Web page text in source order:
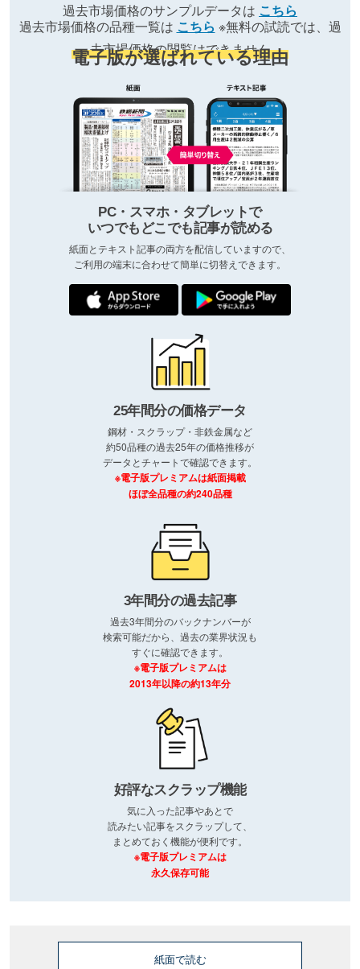
過去市場価格のサンプルデータは こちら
過去市場価格の品種一覧は こちら ※無料の試読では、過
去市場価格の閲覧はできません
電子版が選ばれている理由
PC・スマホ・タブレットで
いつでもどこでも記事が読める
紙面とテキスト記事の両方を配信していますので、
ご利用の端末に合わせて簡単に切替えできます。
25年間分の価格データ
鋼材・スクラップ・非鉄金属など
約50品種の過去25年の価格推移が
データとチャートで確認できます。
※電子版プレミアムは紙面掲載
ほぼ全品種の約240品種
3年間分の過去記事
過去3年間分のバックナンバーが
検索可能だから、過去の業界状況も
すぐに確認できます。
※電子版プレミアムは
2013年以降の約13年分
好評なスクラップ機能
気に入った記事やあとで
読みたい記事をスクラップして、
まとめておく機能が便利です。
※電子版プレミアムは
永久保存可能
紙面で読む